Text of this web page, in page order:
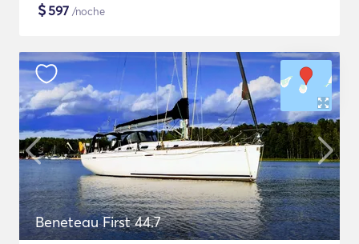
$597 /noche
Beneteau First 44.7